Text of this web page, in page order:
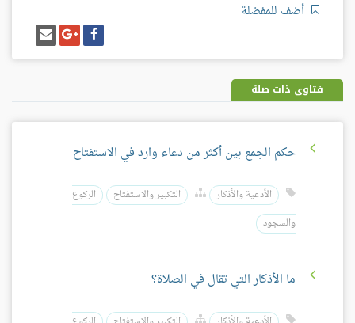
أضف للمفضلة
شارك
على
فيسبوك
شارك
على
غوغل
بلس
إرسل
إيميل
فتاوى ذات صلة
حكم الجمع بين أكثر من دعاء وارد في الاستفتاح
الأدعية والأذكار التكبير والاستفتاح
الركوع
والسجود
ما الأذكار التي تقال في الصلاة؟